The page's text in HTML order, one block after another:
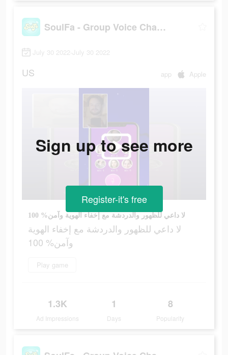
SoulFa - Group Voice Chat Room
July 30 2022-July 30 2022
US app Apple
لا داعي للظهور والدردشة مع إخفاء الهوية وآمن% 100
لا داعي للظهور والدردشة مع إخفاء الهوية
وآمن% 100
Play game
1.3K
Ad Impressions
1
Days
8
Popularity
Sign up to see more
Register-it's free